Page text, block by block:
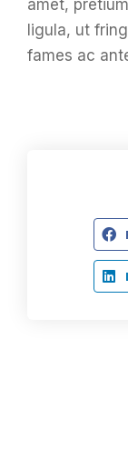
amet,
ligula, ut
fames ac